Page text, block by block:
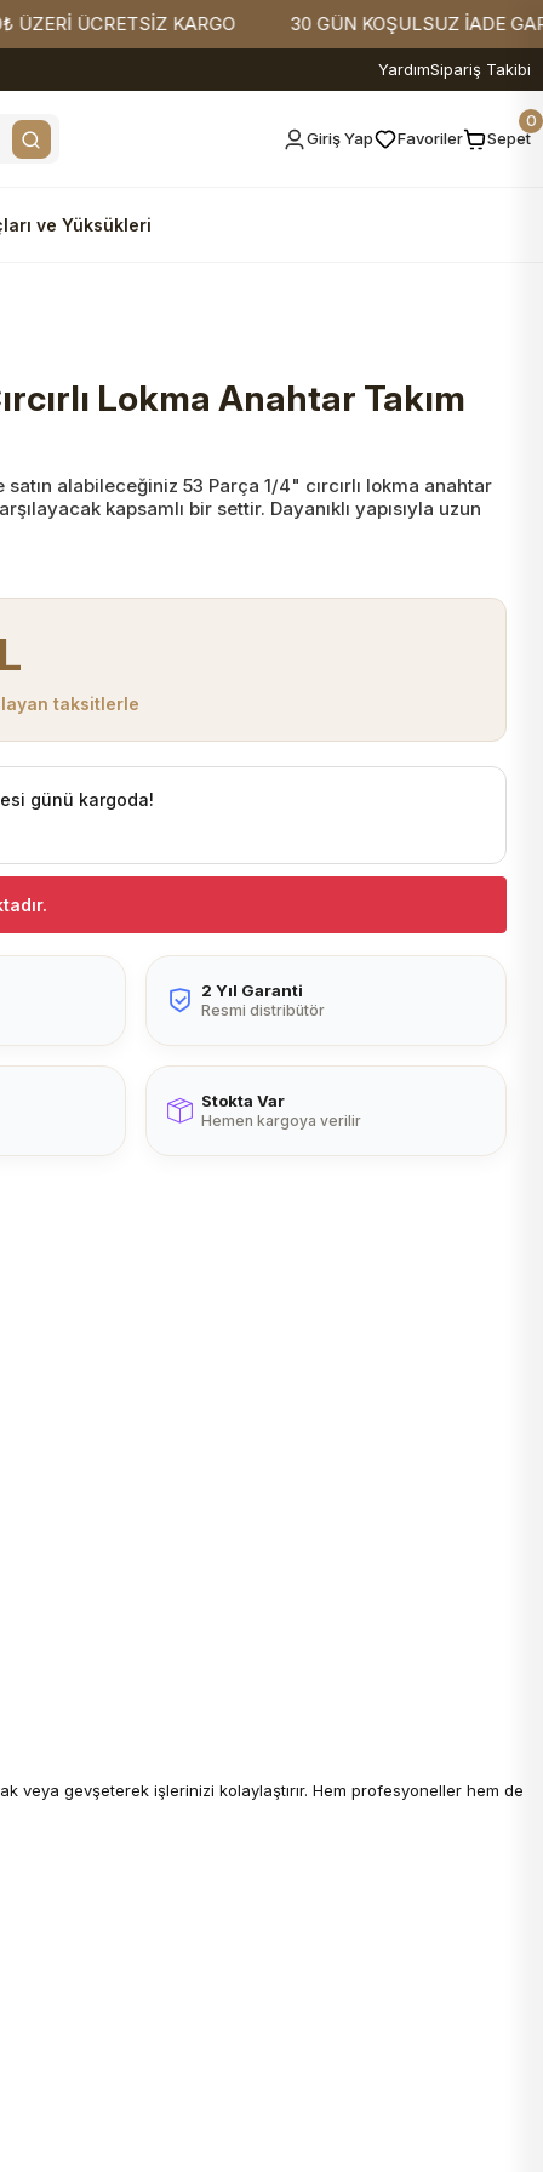
ÜCRETSİZ KARGO 30 GÜN KOŞULSUZ İADE GARANTİSİ
YardımSipariş Takibi
Giriş Yap Favoriler Sepet
0
ve Yüksükleri
Lokma Anahtar Takım
alabileceğiniz 53 Parça 1/4" cırcırlı lokma anahtar
kapsamlı bir settir. Dayanıklı yapısıyla uzun
taksitlerle
günü kargoda!
2 Yıl Garanti
Resmi distribütör
Stokta Var
Hemen kargoya verilir
veya gevşeterek işlerinizi kolaylaştırır. Hem profesyoneller hem de